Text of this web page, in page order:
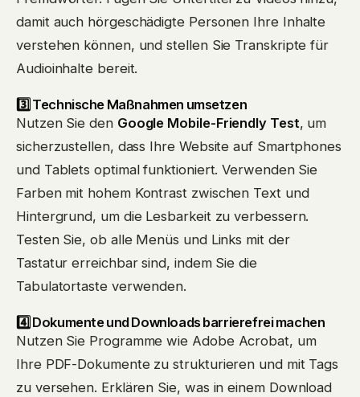
damit auch hörgeschädigte Personen Ihre Inhalte
verstehen können, und stellen Sie Transkripte für
Audioinhalte bereit.
3️⃣ Technische Maßnahmen umsetzen
Nutzen Sie den Google Mobile-Friendly Test, um
sicherzustellen, dass Ihre Website auf Smartphones
und Tablets optimal funktioniert. Verwenden Sie
Farben mit hohem Kontrast zwischen Text und
Hintergrund, um die Lesbarkeit zu verbessern.
Testen Sie, ob alle Menüs und Links mit der
Tastatur erreichbar sind, indem Sie die
Tabulatortaste verwenden.
4️⃣ Dokumente und Downloads barrierefrei machen
Nutzen Sie Programme wie Adobe Acrobat, um
Ihre PDF-Dokumente zu strukturieren und mit Tags
zu versehen. Erklären Sie, was in einem Download